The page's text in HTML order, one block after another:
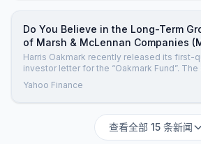
Do You Believe in the Long-Term
of Marsh & McLennan Companies
Harris Oakmark recently released its first-
investor letter for the “Oakmark Fund”.
fund is to deliver capital appreciation by
large-cap US companies. A copy of the
Yahoo Finance
查看全部 15 条新闻